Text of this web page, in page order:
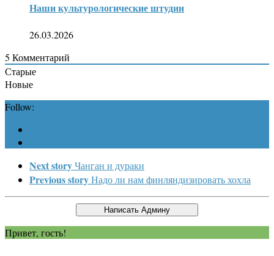
Наши культурологические штудии
26.03.2026
5 Комментарий
Старые
Новые
Follow:
Next storyЧанган и дураки
Previous storyНадо ли нам финляндизировать хохла
Привет, гость!